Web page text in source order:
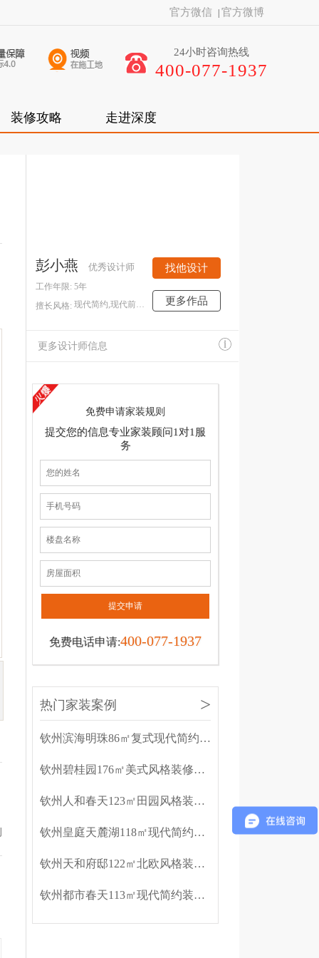
官方微信 官方微博
24小时咨询热线
400-077-1937
装修攻略 走进深度
彭小燕 优秀设计师
工作年限: 5年
擅长风格:
现代简约,现代前卫,新中式
找他设计
更多作品
更多设计师信息
免费申请家装规则
提交您的信息专业家装顾问1对1服
务
提交申请
免费电话申请:400-077-1937
热门家装案例 >
钦州滨海明珠86㎡复式现代简约装修效果图案例
钦州碧桂园176㎡美式风格装修效果图案例
钦州人和春天123㎡田园风格装修效果图案例
钦州皇庭天麓湖118㎡现代简约装修效果图案例
钦州天和府邸122㎡北欧风格装修效果图案例
钦州都市春天113㎡现代简约装修效果图案例